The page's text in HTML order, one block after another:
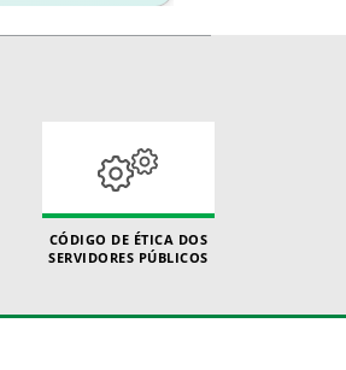
CÓDIGO DE ÉTICA DOS
SERVIDORES PÚBLICOS